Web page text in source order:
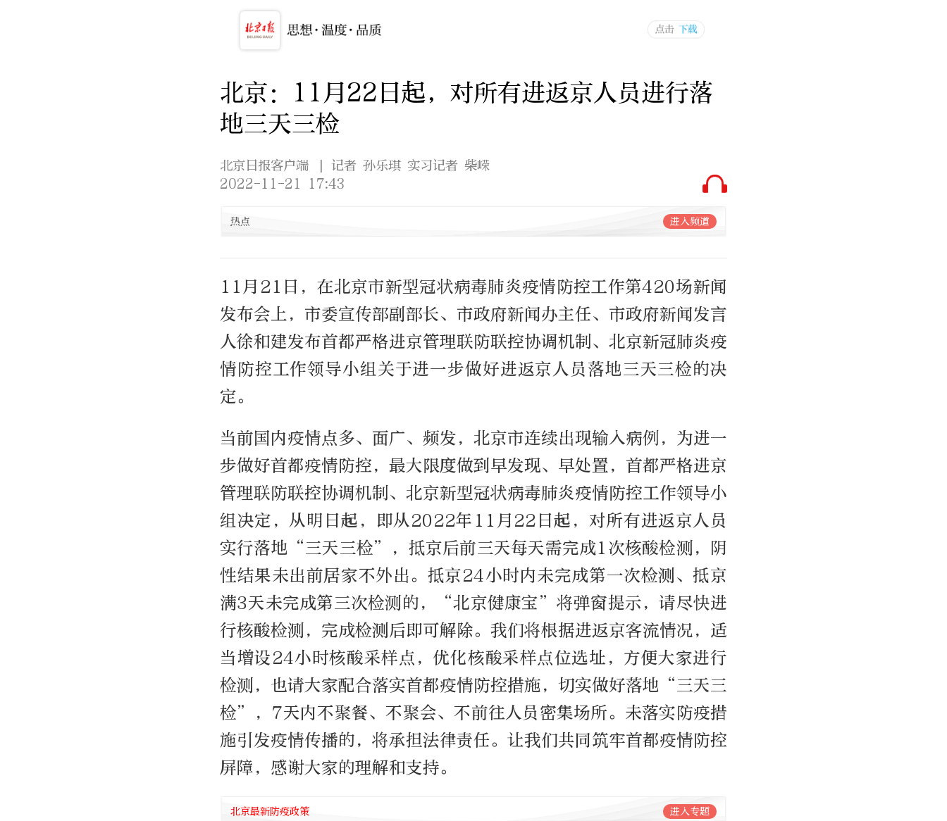
北京：11月22日起，对所有进返京人员进行落
地三天三检
北京日报客户端
| 记者 孙乐琪 实习记者 柴嵘
2022-11-21 17:43
热点 进入频道
11月21日，在北京市新型冠状病毒肺炎疫情防控工作第420场新闻
发布会上，市委宣传部副部长、市政府新闻办主任、市政府新闻发言
人徐和建发布首都严格进京管理联防联控协调机制、北京新冠肺炎疫
情防控工作领导小组关于进一步做好进返京人员落地三天三检的决
定。
当前国内疫情点多、面广、频发，北京市连续出现输入病例，为进一
步做好首都疫情防控，最大限度做到早发现、早处置，首都严格进京
管理联防联控协调机制、北京新型冠状病毒肺炎疫情防控工作领导小
组决定，从明日起，即从2022年11月22日起，对所有进返京人员
实行落地“三天三检”，抵京后前三天每天需完成1次核酸检测，阴
性结果未出前居家不外出。抵京24小时内未完成第一次检测、抵京
满3天未完成第三次检测的，“北京健康宝”将弹窗提示，请尽快进
行核酸检测，完成检测后即可解除。我们将根据进返京客流情况，适
当增设24小时核酸采样点，优化核酸采样点位选址，方便大家进行
检测，也请大家配合落实首都疫情防控措施，切实做好落地“三天三
检”，7天内不聚餐、不聚会、不前往人员密集场所。未落实防疫措
施引发疫情传播的，将承担法律责任。让我们共同筑牢首都疫情防控
屏障，感谢大家的理解和支持。
北京最新防疫政策 进入专题